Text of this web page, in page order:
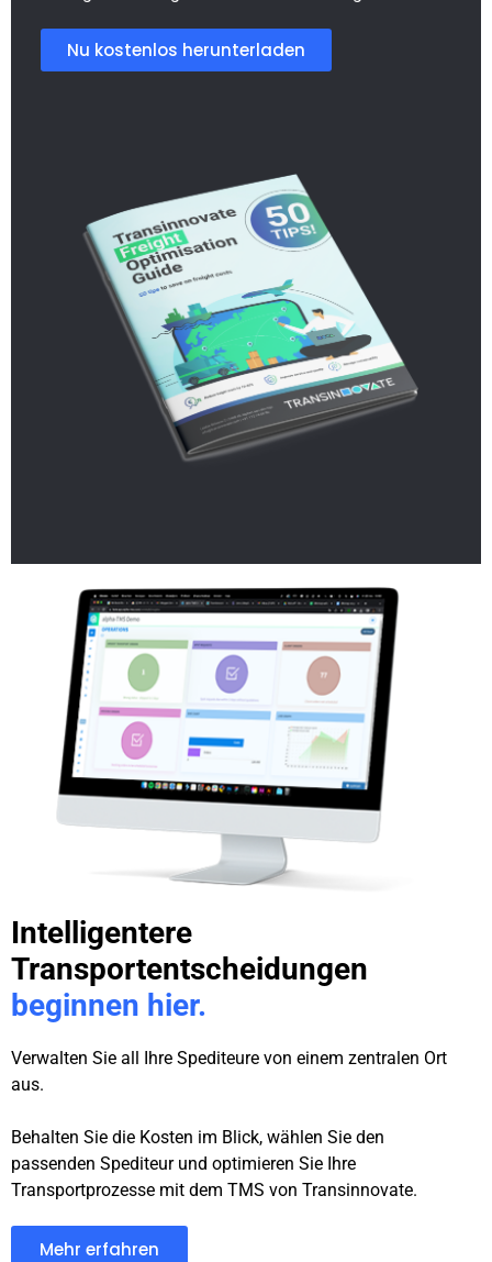
Nu kostenlos herunterladen
Intelligentere
Transportentscheidungen
beginnen hier.
Verwalten Sie all Ihre Spediteure von einem zentralen Ort
aus.
Behalten Sie die Kosten im Blick, wählen Sie den
passenden Spediteur und optimieren Sie Ihre
Transportprozesse mit dem TMS von Transinnovate.
Mehr erfahren